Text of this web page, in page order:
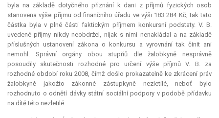
byla na základě dotyčného přiznání k dani z příjmů fyzických osob
stanovena výše příjmu od finančního úřadu ve výši 183 284 Kč, tak tato
částka byla v plné části faktickým příjmem konkursní podstaty. V. B.
uvedené příjmy nikdy neobdržel, nijak s nimi nenakládal a na základě
příslušných ustanovení zákona o konkursu a vyrovnání tak činit ani
nemohl. Správní orgány obou stupňů dle žalobkyně nesprávně
posoudily skutečnosti rozhodné pro určení výše příjmů V. B. za
rozhodné období roku 2008, čímž došlo prokazatelně ke zkrácení práv
žalobkyně jakožto zákonné zástupkyně nezletilé, neboť bylo
rozhodnuto o odnětí dávky státní sociální podpory v podobě přídavku
na dítě této nezletilé.